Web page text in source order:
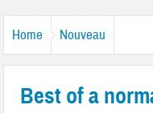
Home Nouveau
Best of a